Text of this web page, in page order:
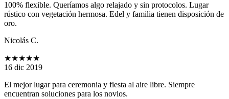
100% flexible. Queríamos algo relajado y sin protocolos. Lugar
rústico con vegetación hermosa. Edel y familia tienen disposición de
oro.
Nicolás C.
★★★★★
16 dic 2019
El mejor lugar para ceremonia y fiesta al aire libre. Siempre
encuentran soluciones para los novios.